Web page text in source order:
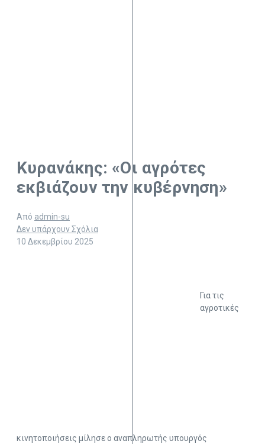
Κυρανάκης: «Οι αγρότες
εκβιάζουν την κυβέρνηση»
Από admin-su
Δεν υπάρχουν Σχόλια
10 Δεκεμβρίου 2025
Για τις
αγροτικές
κινητοποιήσεις μίλησε ο αναπληρωτής υπουργός